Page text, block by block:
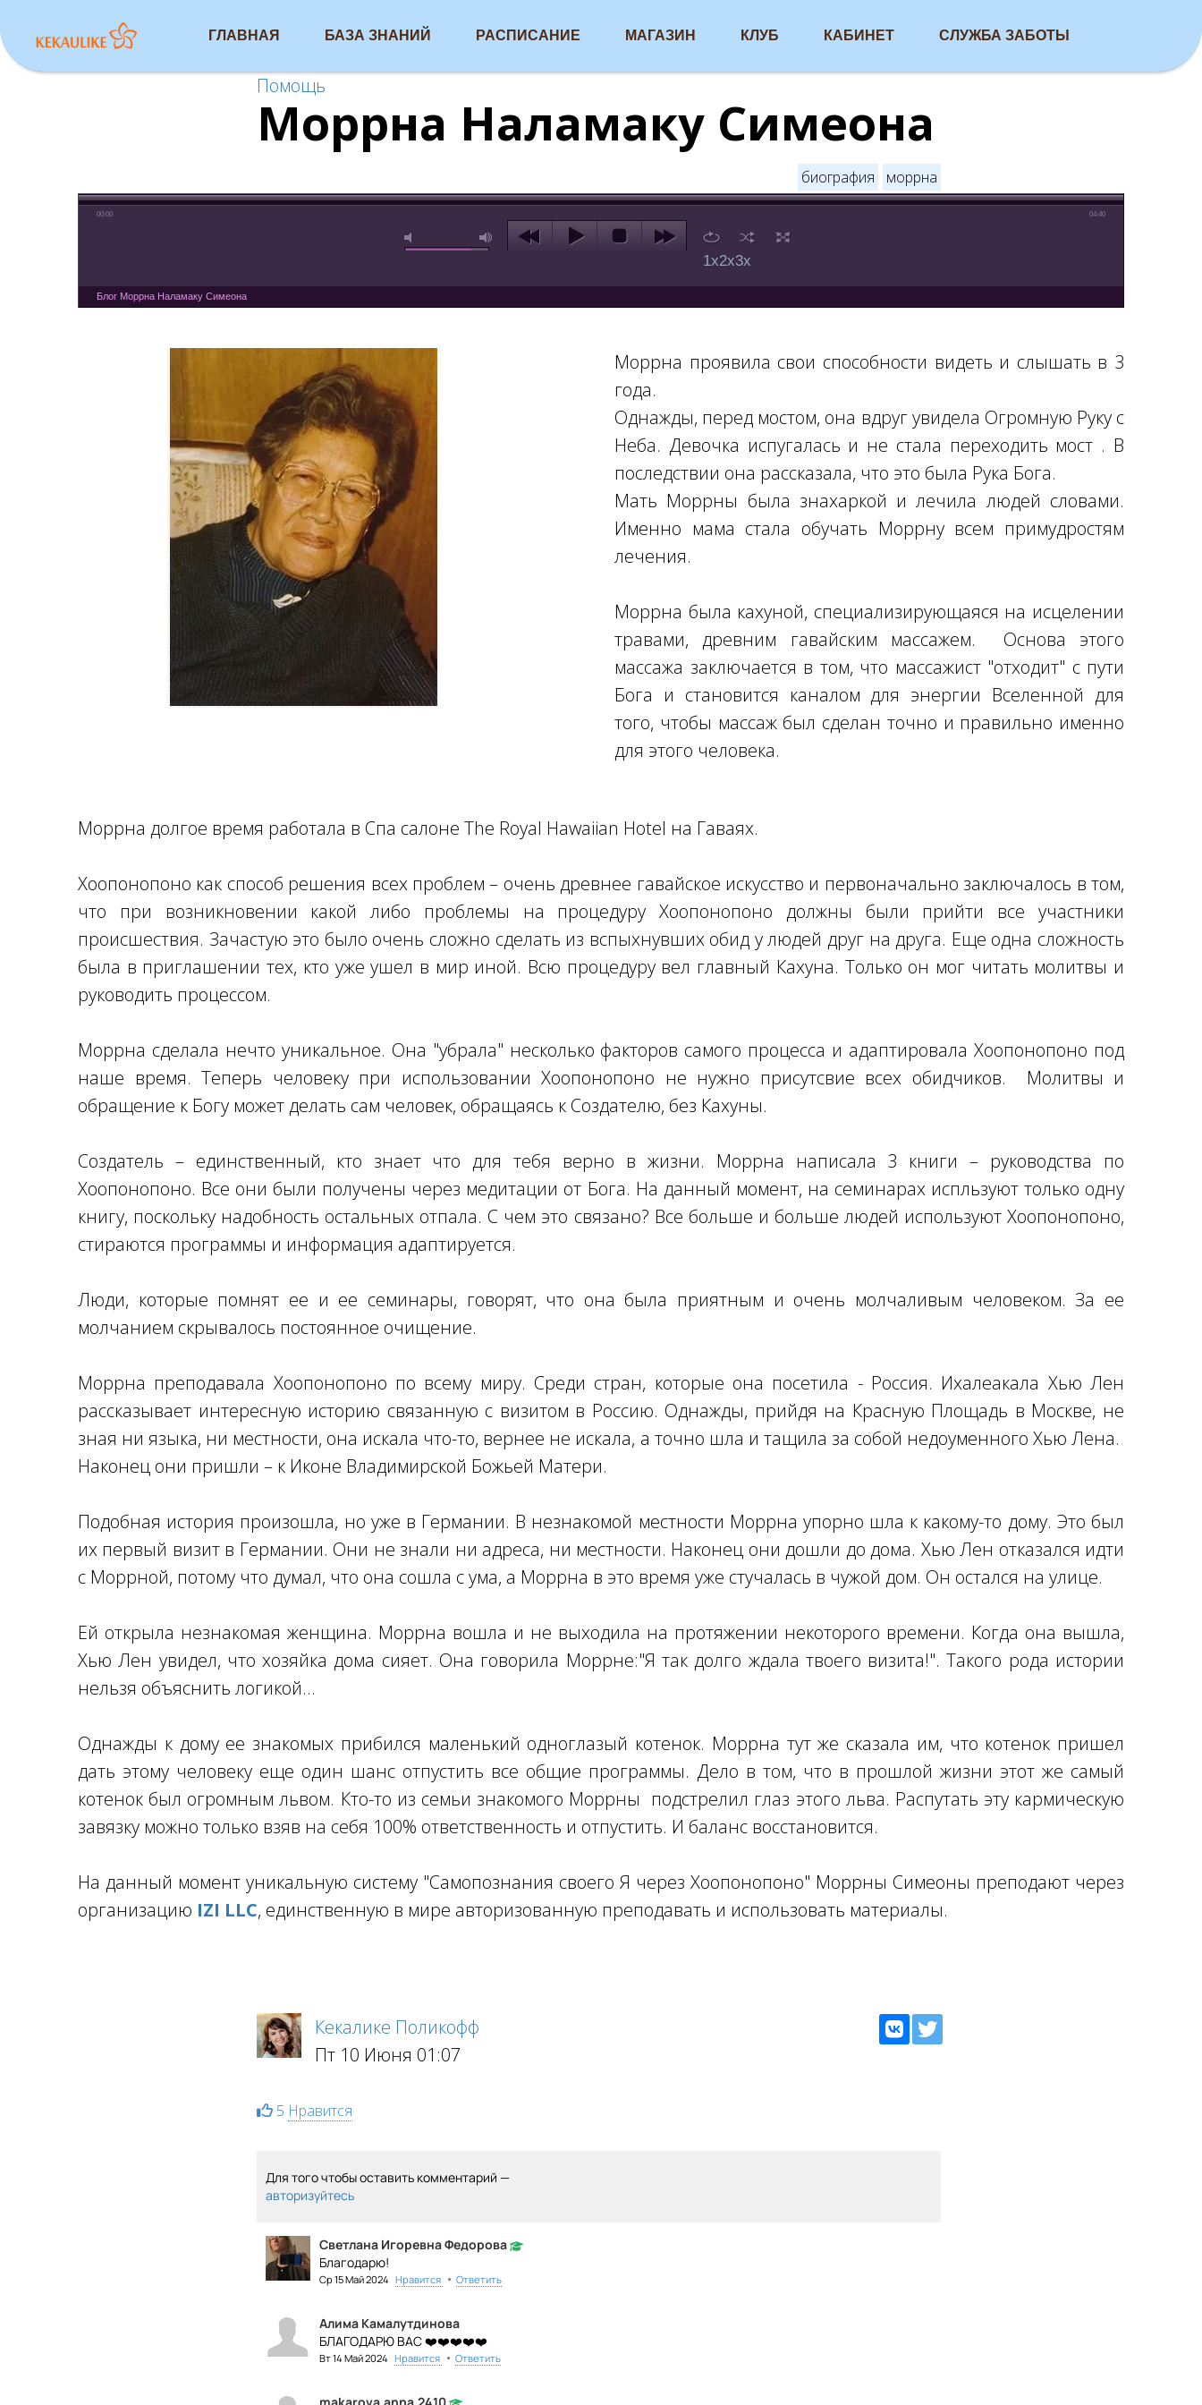
ГЛАВНАЯ БАЗА ЗНАНИЙ РАСПИСАНИЕ МАГАЗИН КЛУБ КАБИНЕТ СЛУЖБА ЗАБОТЫ
Помощь
Моррна Наламаку Симеона
биография моррна
00:00 04:40
1x2x3x
Блог Моррна Наламаку Симеона
Моррна проявила свои способности видеть и слышать в 3
года.
Однажды, перед мостом, она вдруг увидела Огромную Руку с
Неба. Девочка испугалась и не стала переходить мост . В
последствии она рассказала, что это была Рука Бога.
Мать Моррны была знахаркой и лечила людей словами.
Именно мама стала обучать Моррну всем примудростям
лечения.
Моррна была кахуной, специализирующаяся на исцелении
травами, древним гавайским массажем. Основа этого
массажа заключается в том, что массажист "отходит" с пути
Бога и становится каналом для энергии Вселенной для
того, чтобы массаж был сделан точно и правильно именно
для этого человека.
Моррна долгое время работала в Спа салоне The Royal Hawaiian Hotel на Гаваях.
Хоопонопоно как способ решения всех проблем – очень древнее гавайское искусство и первоначально заключалось в том,
что при возникновении какой либо проблемы на процедуру Хоопонопоно должны были прийти все участники
происшествия. Зачастую это было очень сложно сделать из вспыхнувших обид у людей друг на друга. Еще одна сложность
была в приглашении тех, кто уже ушел в мир иной. Всю процедуру вел главный Кахуна. Только он мог читать молитвы и
руководить процессом.
Моррна сделала нечто уникальное. Она "убрала" несколько факторов самого процесса и адаптировала Хоопонопоно под
наше время. Теперь человеку при использовании Хоопонопоно не нужно присутсвие всех обидчиков. Молитвы и
обращение к Богу может делать сам человек, обращаясь к Создателю, без Кахуны.
Создатель – единственный, кто знает что для тебя верно в жизни. Моррна написала 3 книги – руководства по
Хоопонопоно. Все они были получены через медитации от Бога. На данный момент, на семинарах испльзуют только одну
книгу, поскольку надобность остальных отпала. С чем это связано? Все больше и больше людей используют Хоопонопоно,
стираются программы и информация адаптируется.
Люди, которые помнят ее и ее семинары, говорят, что она была приятным и очень молчаливым человеком. За ее
молчанием скрывалось постоянное очищение.
Моррна преподавала Хоопонопоно по всему миру. Среди стран, которые она посетила - Россия. Ихалеакала Хью Лен
рассказывает интересную историю связанную с визитом в Россию. Однажды, прийдя на Красную Площадь в Москве, не
зная ни языка, ни местности, она искала что-то, вернее не искала, а точно шла и тащила за собой недоуменного Хью Лена.
Наконец они пришли – к Иконе Владимирской Божьей Матери.
Подобная история произошла, но уже в Германии. В незнакомой местности Моррна упорно шла к какому-то дому. Это был
их первый визит в Германии. Они не знали ни адреса, ни местности. Наконец они дошли до дома. Хью Лен отказался идти
с Моррной, потому что думал, что она сошла с ума, а Моррна в это время уже стучалась в чужой дом. Он остался на улице.
Ей открыла незнакомая женщина. Моррна вошла и не выходила на протяжении некоторого времени. Когда она вышла,
Хью Лен увидел, что хозяйка дома сияет. Она говорила Моррне:"Я так долго ждала твоего визита!". Такого рода истории
нельзя объяснить логикой...
Однажды к дому ее знакомых прибился маленький одноглазый котенок. Моррна тут же сказала им, что котенок пришел
дать этому человеку еще один шанс отпустить все общие программы. Дело в том, что в прошлой жизни этот же самый
котенок был огромным львом. Кто-то из семьи знакомого Моррны подстрелил глаз этого льва. Распутать эту кармическую
завязку можно только взяв на себя 100% ответственность и отпустить. И баланс восстановится.
На данный момент уникальную систему "Самопознания своего Я через Хоопонопоно" Моррны Симеоны преподают через
организацию IZI LLC, единственную в мире авторизованную преподавать и использовать материалы.
Кекалике Поликофф
Пт 10 Июня 01:07
5 Нравится
Для того чтобы оставить комментарий —
авторизуйтесь
Светлана Игоревна Федорова
Благодарю!
Ср 15 Май 2024 Нравится • Ответить
Алима Камалутдинова
БЛАГОДАРЮ ВАС ❤️❤️❤️❤️❤️
Вт 14 Май 2024 Нравится • Ответить